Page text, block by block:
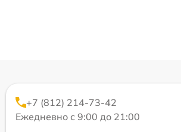
+7 (812) 214-73-42
Ежедневно с 9:00 до 21:00